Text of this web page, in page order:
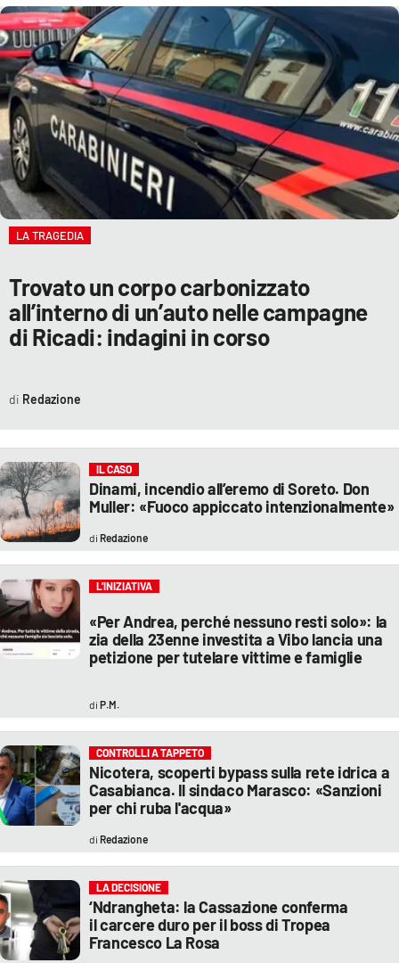
LA TRAGEDIA
Trovato un corpo carbonizzato
all’interno di un’auto nelle campagne
di Ricadi: indagini in corso
Redazione
IL CASO
Dinami, incendio all’eremo di Soreto. Don
Muller: «Fuoco appiccato intenzionalmente»
Redazione
L’INIZIATIVA
«Per Andrea, perché nessuno resti solo»: la
zia della 23enne investita a Vibo lancia una
petizione per tutelare vittime e famiglie
P.M.
CONTROLLI A TAPPETO
Nicotera, scoperti bypass sulla rete idrica a
Casabianca. Il sindaco Marasco: «Sanzioni
per chi ruba l'acqua»
Redazione
LA DECISIONE
‘Ndrangheta: la Cassazione conferma
il carcere duro per il boss di Tropea
Francesco La Rosa